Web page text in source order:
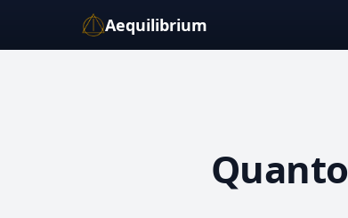
Aequilibrium